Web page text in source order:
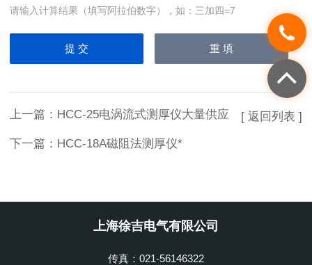
请输入计算结果（填写阿拉伯数字），如：三加四=7
上一篇： HCC-25电涡流式测厚仪大量供应
下一篇： HCC-18A磁阻法测厚仪*
[ 返回列表 ]
上海徐吉电气有限公司
传真：021-56146322